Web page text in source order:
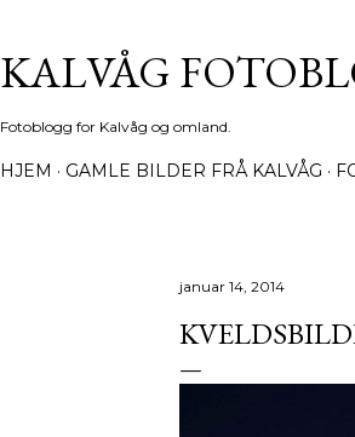
KALVÅG
Fotoblogg for Kalvåg og omland.
HJEM GAMLE BILDER FRÅ KALVÅG
januar 14, 2014